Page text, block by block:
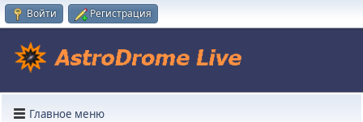
Войти Регистрация
Главное меню